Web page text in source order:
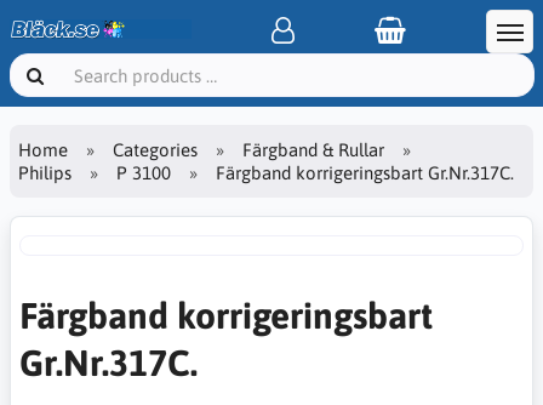
Home Categories
Färgband & Rullar
Philips
P 3100 Färgband korrigeringsbart Gr.Nr.317C.
Färgband korrigeringsbart
Gr.Nr.317C.